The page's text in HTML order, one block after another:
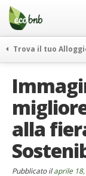
Menu
Salta
contenuto
Offerte Speciali
Regali
FAQ
Chi Siamo
Partner
Contatti
Trova il tuo
itinerari
curiosità
vivere e viaggiare
news ed eventi
ecohotel
alla
Pubblicato ilaprile